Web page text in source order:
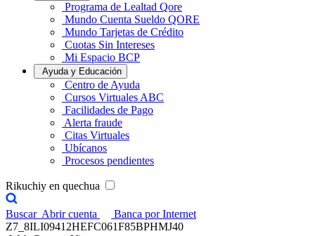
Programa de Lealtad Qore
Mundo Cuenta Sueldo QORE
Mundo Tarjetas de Crédito
Cuotas Sin Intereses
Mi Espacio BCP
Ayuda y Educación
Centro de Ayuda
Cursos Virtuales ABC
Facilidades de Pago
Alerta fraude
Citas Virtuales
Ubícanos
Procesos pendientes
Rikuchiy en quechua
Buscar Abrir cuenta
Banca por Internet
Z7_8ILI09412HEFC061F85BPHMJ40